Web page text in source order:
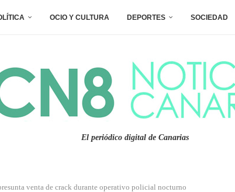
OCIO Y CULTURA DEPORTES SOCIEDAD
El periódico digital de Canarias
venta de crack durante operativo policial nocturno